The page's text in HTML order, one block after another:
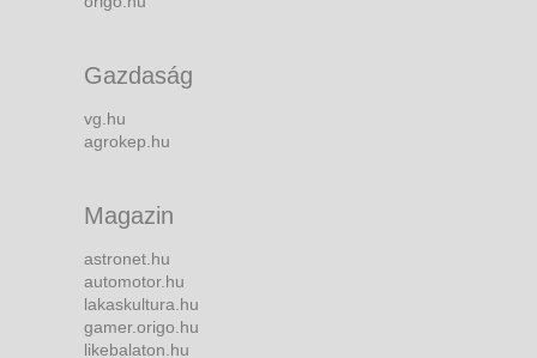
Gazdaság
vg.hu
agrokep.hu
Magazin
astronet.hu
automotor.hu
lakaskultura.hu
gamer.origo.hu
likebalaton.hu